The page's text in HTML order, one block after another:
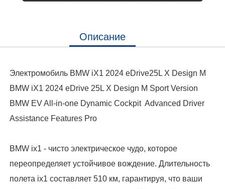
Описание
Электромобиль BMW iX1 2024 eDrive25L X Design M
BMW iX1 2024 eDrive 25L X Design M Sport Version
BMW EV All-in-one Dynamic Cockpit Advanced Driver
Assistance Features Pro
BMW ix1 - чисто электрическое чудо, которое
переопределяет устойчивое вождение. Длительность
полета ix1 составляет 510 км, гарантируя, что ваши